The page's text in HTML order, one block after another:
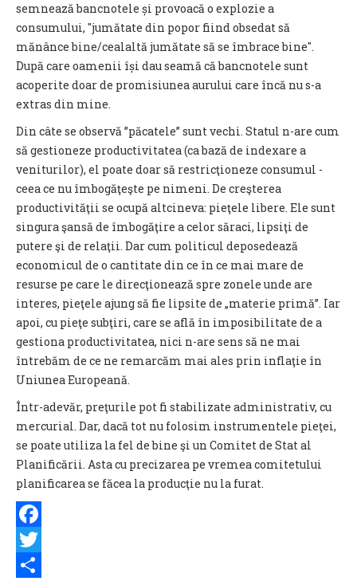
semnează bancnotele și provoacă o explozie a
consumului, "jumătate din popor fiind obsedat să
mănânce bine/cealaltă jumătate să se îmbrace bine".
După care oamenii își dau seamă că bancnotele sunt
acoperite doar de promisiunea aurului care încă nu s-a
extras din mine.
Din câte se observă ”păcatele” sunt vechi. Statul n-are cum
să gestioneze productivitatea (ca bază de indexare a
veniturilor), el poate doar să restricţioneze consumul -
ceea ce nu îmbogăţeşte pe nimeni. De creşterea
productivităţii se ocupă altcineva: pieţele libere. Ele sunt
singura şansă de îmbogăţire a celor săraci, lipsiţi de
putere şi de relaţii. Dar cum politicul deposedează
economicul de o cantitate din ce în ce mai mare de
resurse pe care le direcţionează spre zonele unde are
interes, pieţele ajung să fie lipsite de „materie primă”. Iar
apoi, cu pieţe subţiri, care se află în imposibilitate de a
gestiona productivitatea, nici n-are sens să ne mai
întrebăm de ce ne remarcăm mai ales prin inflaţie în
Uniunea Europeană.
Într-adevăr, preţurile pot fi stabilizate administrativ, cu
mercurial. Dar, dacă tot nu folosim instrumentele pieţei,
se poate utiliza la fel de bine şi un Comitet de Stat al
Planificării. Asta cu precizarea pe vremea comitetului
planificarea se făcea la producţie nu la furat.
Facebook
Twitter